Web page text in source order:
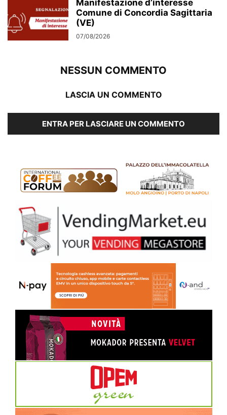
Manifestazione d’interesse
Comune di Concordia Sagittaria
(VE)
07/08/2026
NESSUN COMMENTO
LASCIA UN COMMENTO
ENTRA PER LASCIARE UN COMMENTO